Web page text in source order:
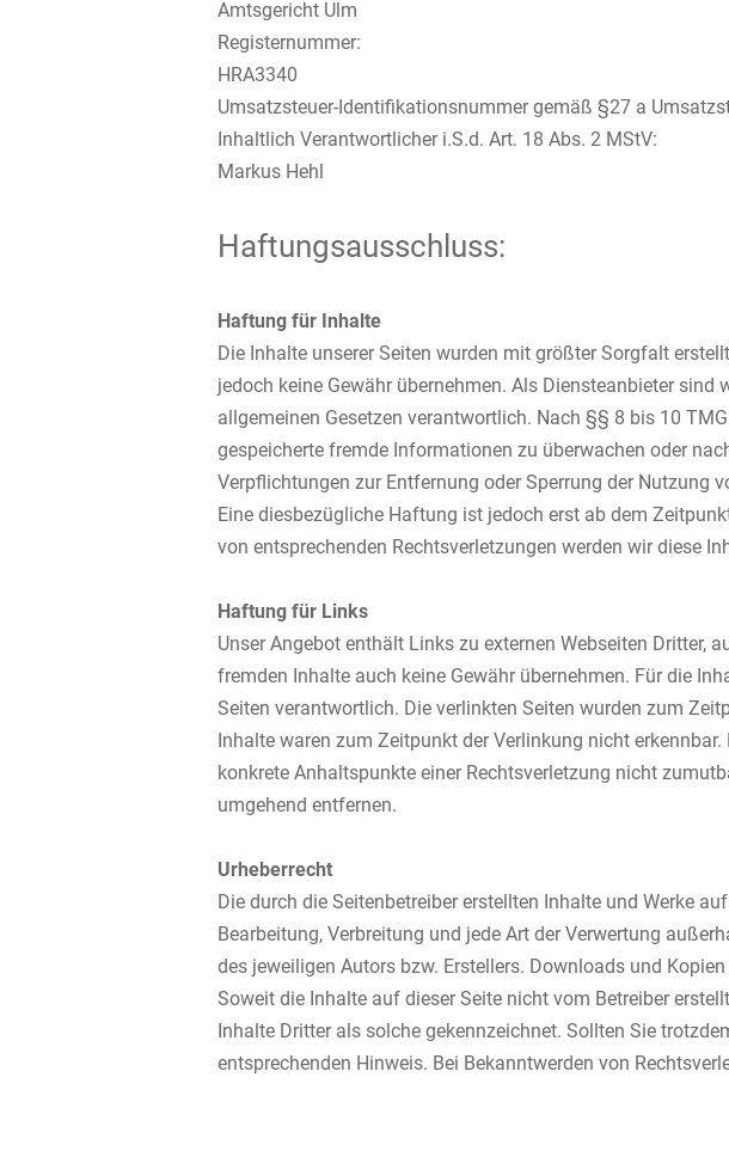
Amtsgericht Ulm
Registernummer:
HRA3340
Umsatzsteuer-Identifikationsnummer gemäß §27 a
Inhaltlich Verantwortlicher i.S.d. Art. 18 Abs. 2 MStV:
Markus Hehl
Haftungsausschluss:
Haftung für Inhalte
Die Inhalte unserer Seiten wurden mit größter Sorgfalt
jedoch keine Gewähr übernehmen. Als Diensteanbieter
allgemeinen Gesetzen verantwortlich. Nach §§ 8 bis 10
gespeicherte fremde Informationen zu überwachen oder
Verpflichtungen zur Entfernung oder Sperrung der Nutzung
Eine diesbezügliche Haftung ist jedoch erst ab dem
von entsprechenden Rechtsverletzungen werden wir diese
Haftung für Links
Unser Angebot enthält Links zu externen Webseiten Dritter,
fremden Inhalte auch keine Gewähr übernehmen. Für die
Seiten verantwortlich. Die verlinkten Seiten wurden zum
Inhalte waren zum Zeitpunkt der Verlinkung nicht
konkrete Anhaltspunkte einer Rechtsverletzung nicht
umgehend entfernen.
Urheberrecht
Die durch die Seitenbetreiber erstellten Inhalte und Werke
Bearbeitung, Verbreitung und jede Art der Verwertung
des jeweiligen Autors bzw. Erstellers. Downloads und
Soweit die Inhalte auf dieser Seite nicht vom Betreiber
Inhalte Dritter als solche gekennzeichnet. Sollten Sie
entsprechenden Hinweis. Bei Bekanntwerden von